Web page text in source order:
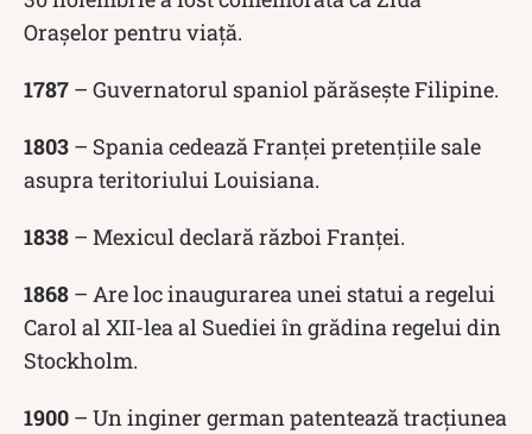
Orașelor pentru viață.
1787 – Guvernatorul spaniol părăsește Filipine.
1803 – Spania cedează Franței pretențiile sale
asupra teritoriului Louisiana.
1838 – Mexicul declară război Franței.
1868 – Are loc inaugurarea unei statui a regelui
Carol al XII-lea al Suediei în grădina regelui din
Stockholm.
1900 – Un inginer german patentează tracțiunea